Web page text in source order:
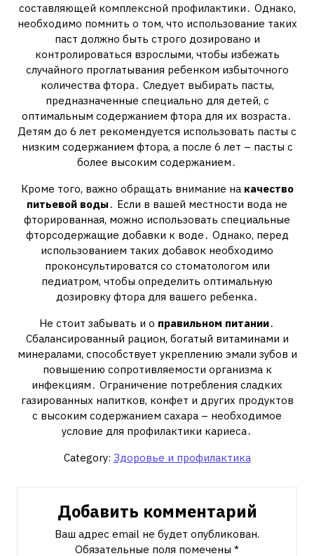
составляющей комплексной профилактики․ Однако‚
необходимо помнить о том‚ что использование таких
паст должно быть строго дозировано и
контролироваться взрослыми‚ чтобы избежать
случайного проглатывания ребенком избыточного
количества фтора․ Следует выбирать пасты‚
предназначенные специально для детей‚ с
оптимальным содержанием фтора для их возраста․
Детям до 6 лет рекомендуется использовать пасты с
низким содержанием фтора‚ а после 6 лет – пасты с
более высоким содержанием․
Кроме того‚ важно обращать внимание на качество
питьевой воды ․ Если в вашей местности вода не
фторированная‚ можно использовать специальные
фторсодержащие добавки к воде․ Однако‚ перед
использованием таких добавок необходимо
проконсультироватся со стоматологом или
педиатром‚ чтобы определить оптимальную
дозировку фтора для вашего ребенка․
Не стоит забывать и о правильном питании․
Сбалансированный рацион‚ богатый витаминами и
минералами‚ способствует укреплению эмали зубов и
повышению сопротивляемости организма к
инфекциям․ Ограничение потребления сладких
газированных напитков‚ конфет и других продуктов
с высоким содержанием сахара – необходимое
условие для профилактики кариеса․
Category: Здоровье и профилактика
Добавить комментарий
Ваш адрес email не будет опубликован.
Обязательные поля помечены *